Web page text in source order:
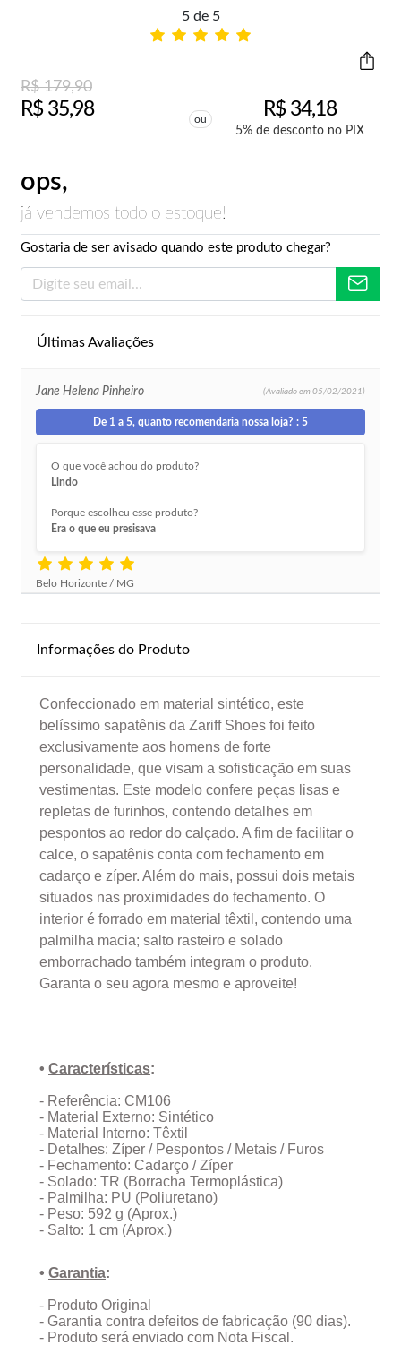
5 de 5
R$179,90
R$35,98 ou R$34,18
5% de desconto no PIX
ops,
já vendemos todo o estoque!
Gostaria de ser avisado quando este produto chegar?
Últimas Avaliações
Jane Helena Pinheiro (Avaliado em 05/02/2021)
De 1 a 5, quanto recomendaria nossa loja? : 5
O que você achou do produto?
Lindo
Porque escolheu esse produto?
Era o que eu presisava
Belo Horizonte / MG
Informações do Produto
Confeccionado em material sintético, este
belíssimo sapatênis da Zariff Shoes foi feito
exclusivamente aos homens de forte
personalidade, que visam a sofisticação em suas
vestimentas. Este modelo confere peças lisas e
repletas de furinhos, contendo detalhes em
pespontos ao redor do calçado. A fim de facilitar o
calce, o sapatênis conta com fechamento em
cadarço e zíper. Além do mais, possui dois metais
situados nas proximidades do fechamento. O
interior é forrado em material têxtil, contendo uma
palmilha macia; salto rasteiro e solado
emborrachado também integram o produto.
Garanta o seu agora mesmo e aproveite!
• Características:
- Referência: CM106
- Material Externo: Sintético
- Material Interno: Têxtil
- Detalhes: Zíper / Pespontos / Metais / Furos
- Fechamento: Cadarço / Zíper
- Solado: TR (Borracha Termoplástica)
- Palmilha: PU (Poliuretano)
- Peso: 592 g (Aprox.)
- Salto: 1 cm (Aprox.)
• Garantia:
- Produto Original
- Garantia contra defeitos de fabricação (90 dias).
- Produto será enviado com Nota Fiscal.